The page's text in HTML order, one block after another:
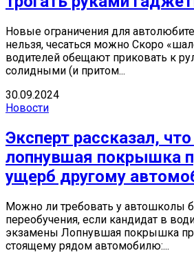
Новые ограничения для
нельзя, чесаться можно Скоро
водителей обещают приковать к
солидными (и притом...
30.09.2024
Новости
Эксперт рассказал,
лопнувшая покрышка
ущерб другому
Можно ли требовать у автошколы
переобучения, если кандидат в
экзамены Лопнувшая покрышка
стоящему рядом автомобилю:...